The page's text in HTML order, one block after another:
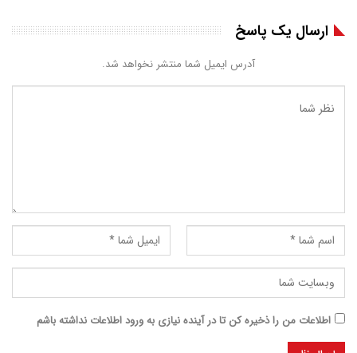
ارسال یک پاسخ
آدرس ایمیل شما منتشر نخواهد شد.
اطلاعات من را ذخیره کن تا در آینده نیازی به ورود اطلاعات نداشته باشم